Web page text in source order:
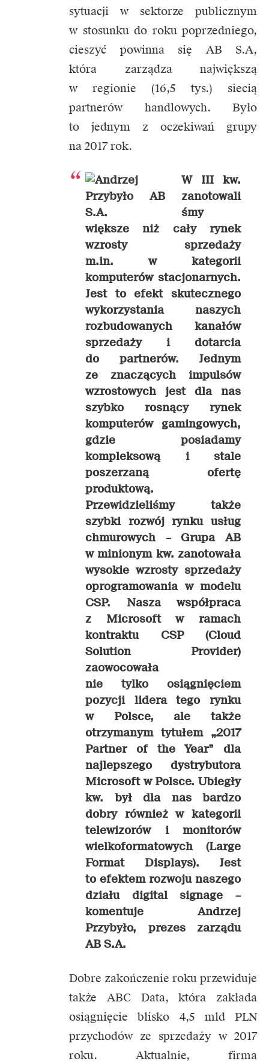
sytuacji w sektorze publicznym
w stosunku do roku poprzedniego,
cieszyć powinna się AB S.A,
która zarządza największą
w regionie (16,5 tys.) siecią
partnerów handlowych. Było
to jednym z oczekiwań grupy
na 2017 rok.
W III kw.
zanotowali
śmy
większe niż cały rynek
wzrosty sprzedaży
m.in. w kategorii
komputerów stacjonarnych.
Jest to efekt skutecznego
wykorzystania naszych
rozbudowanych kanałów
sprzedaży i dotarcia
do partnerów. Jednym
ze znaczących impulsów
wzrostowych jest dla nas
szybko rosnący rynek
komputerów gamingowych,
gdzie posiadamy
kompleksową i stale
poszerzaną ofertę
produktową.
Przewidzieliśmy także
szybki rozwój rynku usług
chmurowych – Grupa AB
w minionym kw. zanotowała
wysokie wzrosty sprzedaży
oprogramowania w modelu
CSP. Nasza współpraca
z Microsoft w ramach
kontraktu CSP (Cloud
Solution Provider)
zaowocowała
nie tylko osiągnięciem
pozycji lidera tego rynku
w Polsce, ale także
otrzymanym tytułem „2017
Partner of the Year” dla
najlepszego dystrybutora
Microsoft w Polsce. Ubiegły
kw. był dla nas bardzo
dobry również w kategorii
telewizorów i monitorów
wielkoformatowych (Large
Format Displays). Jest
to efektem rozwoju naszego
działu digital signage –
komentuje Andrzej
Przybyło, prezes zarządu
AB S.A.
Dobre zakończenie roku przewiduje
także ABC Data, która zakłada
osiągnięcie blisko 4,5 mld PLN
przychodów ze sprzedaży w 2017
roku. Aktualnie, firma